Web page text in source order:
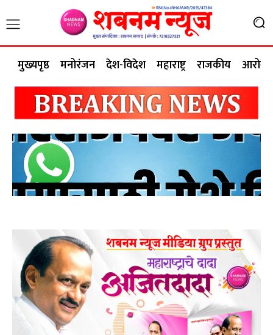
मुख्यपृष्ठ मनोरंजन देश-विदेश महाराष्ट्र राजकीय आरोग्य